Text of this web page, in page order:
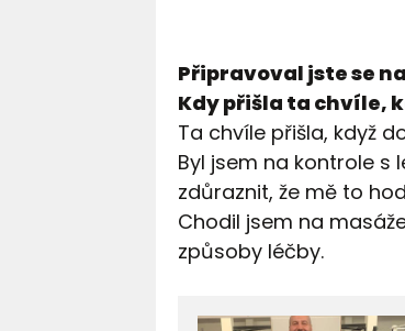
Připravoval jste se
Kdy přišla ta chvíle,
Ta chvíle přišla, když
Byl jsem na kontrole s
zdůraznit, že mě to
Chodil jsem na
způsoby léčby.